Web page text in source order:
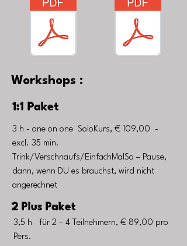
Workshops :
1:1 Paket
3 h - one on one SoloKurs, € 109,00 -
excl. 35 min.
Trink/Verschnaufs/EinfachMalSo – Pause,
dann, wenn DU es brauchst, wird nicht
angerechnet
2 Plus Paket
3,5 h für 2 – 4 Teilnehmern, € 89,00 pro
Pers.